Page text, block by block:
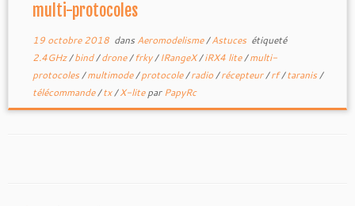
multi-protocoles
19 octobre 2018dans Aeromodelisme/Astuces étiqueté
2.4GHz/bind/drone/frky/IRangeX/iRX4 lite/multi-
protocoles/multimode/protocole/radio/récepteur/rf/taranis/
télécommande/tx/X-liteparPapyRc